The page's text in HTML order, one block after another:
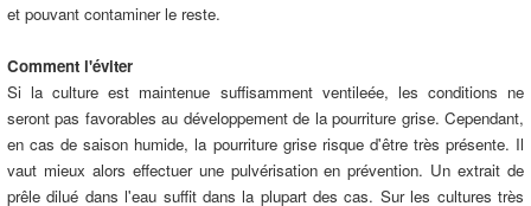
et pouvant contaminer le reste.
Comment l'éviter
Si la culture est maintenue suffisamment ventileée, les conditions ne
seront pas favorables au développement de la pourriture grise. Cependant,
en cas de saison humide, la pourriture grise risque d'être très présente. Il
vaut mieux alors effectuer une pulvérisation en prévention. Un extrait de
prêle dilué dans l'eau suffit dans la plupart des cas. Sur les cultures très